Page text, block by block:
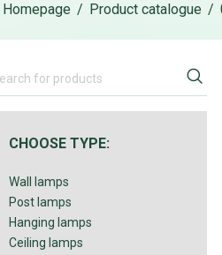
Homepage / Product catalogue /
CHOOSE TYPE:
Wall lamps
Post lamps
Hanging lamps
Ceiling lamps